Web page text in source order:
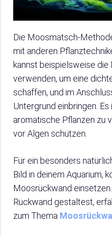
Die Moosmatsch-
mit anderen
kannst beispielsweise
verwenden, um eine
schaffen, und im
Untergrund einbringen.
aromatische Pflanzen zu
vor Algen schützen.
Für ein besonders
Bild in deinem Aquarium,
Moosrückwand
Rückwand gestaltest,
zum Thema